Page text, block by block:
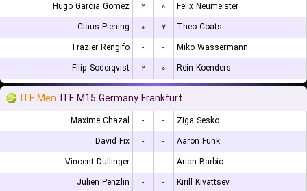
Hugo Garcia Gomez
۲ ۰
Felix Neumeister
Claus Piening
۰ ۲
Theo Coats
Frazier Rengifo
- -
Miko Wassermann
Filip Soderqvist
۲ ۰ Rein Koenders
ITF Men ITF M15 Germany Frankfurt
Maxime Chazal - -
Ziga Sesko
David Fix
- -
Aaron Funk
Vincent Dullinger
- -
Arian Barbic
Julien Penzlin
- - Kirill Kivattsev